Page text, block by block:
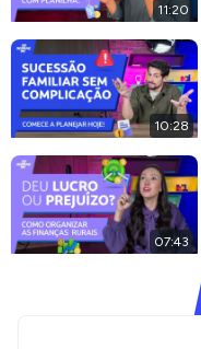
11:20
10:28
07:43